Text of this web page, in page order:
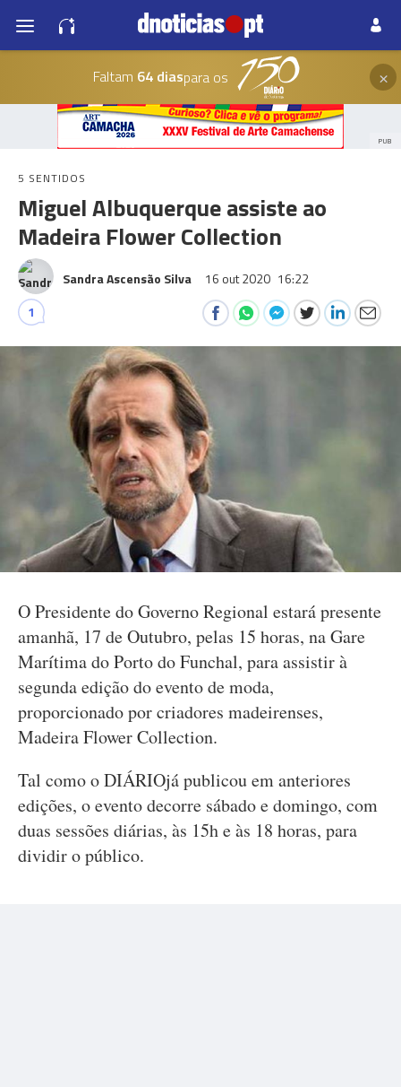
Faltam 64 diaspara os ×
PUB
5 SENTIDOS
Miguel Albuquerque assiste ao
Madeira Flower Collection
Sandra Ascensão Silva 16 out 2020 16:22
1
O Presidente do Governo Regional estará presente
amanhã, 17 de Outubro, pelas 15 horas, na Gare
Marítima do Porto do Funchal, para assistir à
segunda edição do evento de moda,
proporcionado por criadores madeirenses,
Madeira Flower Collection.
Tal como o DIÁRIOjá publicou em anteriores
edições, o evento decorre sábado e domingo, com
duas sessões diárias, às 15h e às 18 horas, para
dividir o público.